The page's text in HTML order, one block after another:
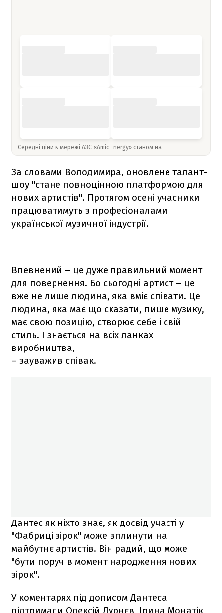
Середні ціни в мережі АЗС «Amic Energy» станом на
За словами Володимира, оновлене талант-
шоу "стане повноцінною платформою для
нових артистів". Протягом осені учасники
працюватимуть з професіоналами
української музичної індустрії.
Впевнений – це дуже правильний момент
для повернення. Бо сьогодні артист – це
вже не лише людина, яка вміє співати. Це
людина, яка має що сказати, пише музику,
має свою позицію, створює себе і свій
стиль. І знається на всіх ланках
виробництва,
– зауважив співак.
Дантес як ніхто знає, як досвід участі у
"Фабриці зірок" може вплинути на
майбутнє артистів. Він радий, що може
"бути поруч в момент народження нових
зірок".
У коментарях під дописом Дантеса
підтримали Олексій Дурнєв, Ірина Монатік,